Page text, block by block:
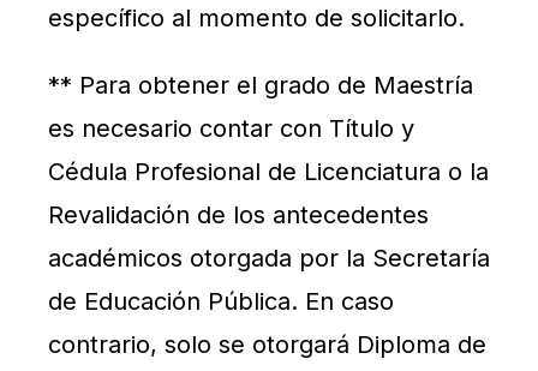
específico al momento de solicitarlo.
** Para obtener el grado de Maestría
es necesario contar con Título y
Cédula Profesional de Licenciatura o la
Revalidación de los antecedentes
académicos otorgada por la Secretaría
de Educación Pública. En caso
contrario, solo se otorgará Diploma de